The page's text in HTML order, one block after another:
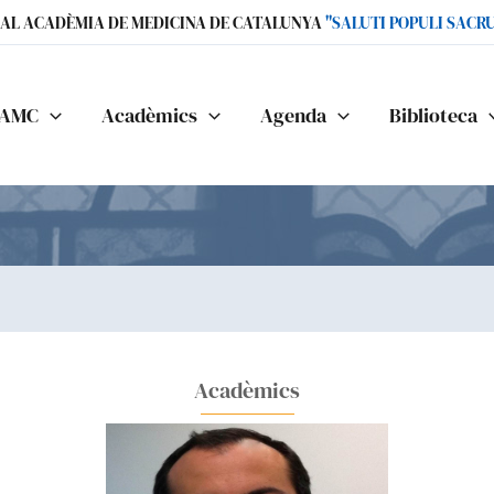
ACADÈMIA DE MEDICINA DE CATALUNYA"SALUTI POPULI
Acadèmics Agenda Biblioteca
Acadèmics